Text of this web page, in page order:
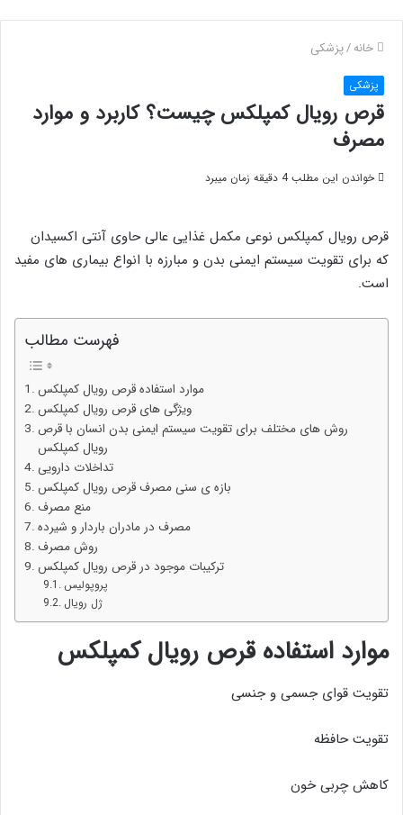
خانه/پزشکی
پزشکی
قرص رویال کمپلکس چیست؟ کاربرد و موارد
مصرف
خواندن این مطلب 4 دقیقه زمان میبرد
قرص رویال کمپلکس نوعی مکمل غذایی عالی حاوی آنتی‌ اکسیدان
که برای تقویت سیستم ایمنی بدن و مبارزه با انواع بیماری های مفید
است.
فهرست مطالب
موارد استفاده قرص رویال کمپلکس
ویژگی های قرص رویال کمپلکس
روش های مختلف برای تقویت سیستم ایمنی بدن انسان با قرص
رویال کمپلکس
تداخلات دارویی
بازه ی سنی مصرف قرص رویال کمپلکس
منع مصرف
مصرف در مادران باردار و شیرده
روش مصرف
ترکیبات موجود در قرص رویال کمپلکس
پروپولیس
ژل رویال
موارد استفاده قرص رویال کمپلکس
تقویت قوای جسمی و جنسی
تقویت حافظه
کاهش چربی خون